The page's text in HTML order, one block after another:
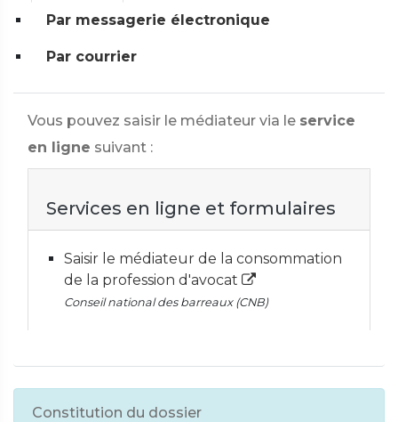
Par messagerie électronique
Par courrier
Vous pouvez saisir le médiateur via le service
en ligne suivant :
Services en ligne et formulaires
Saisir le médiateur de la consommation
de la profession d'avocat
Conseil national des barreaux (CNB)
Constitution du dossier